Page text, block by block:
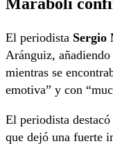
El periodista Sergio
Aránguiz,
mientras se
emotiva” y con
El periodista
que dejó una fuerte